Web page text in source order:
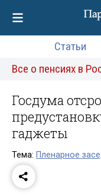
Статьи
Все о пенсиях в
Госдума
гаджеты
Тема: Пленарное